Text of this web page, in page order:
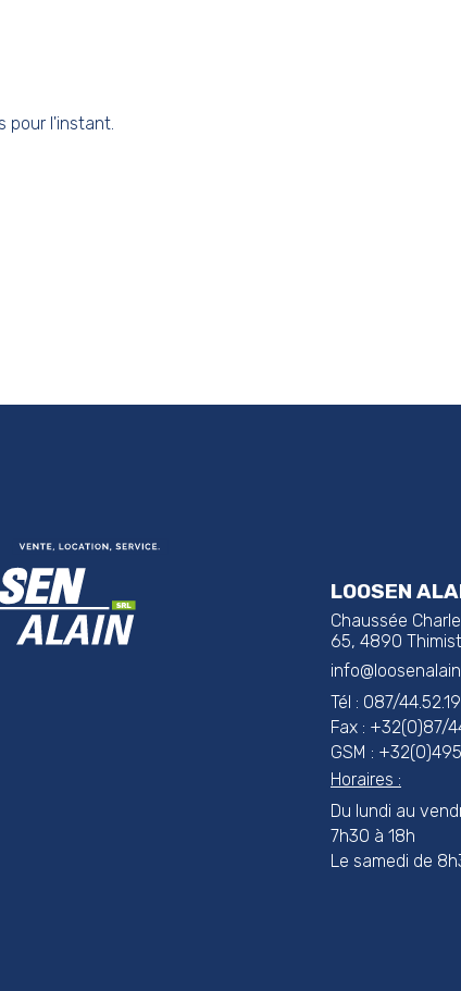
pour l'instant.
LOOSEN
Chaussée
65, 4890
Tél : 087/44.52.19
Fax : +32(0)87/
GSM :
Horaires :
Du lundi au
7h30 à 18h
Le samedi de